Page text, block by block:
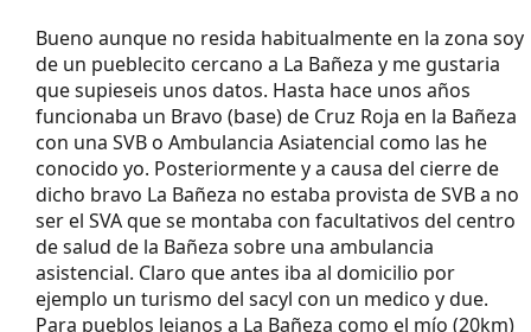
Bueno aunque no resida habitualmente en la zona soy
de un pueblecito cercano a La Bañeza y me gustaria
que supieseis unos datos. Hasta hace unos años
funcionaba un Bravo (base) de Cruz Roja en la Bañeza
con una SVB o Ambulancia Asiatencial como las he
conocido yo. Posteriormente y a causa del cierre de
dicho bravo La Bañeza no estaba provista de SVB a no
ser el SVA que se montaba con facultativos del centro
de salud de la Bañeza sobre una ambulancia
asistencial. Claro que antes iba al domicilio por
ejemplo un turismo del sacyl con un medico y due.
Para pueblos lejanos a La Bañeza como el mío (20km)